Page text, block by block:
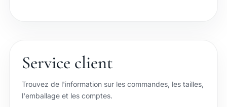
Service client
Trouvez de l'information sur les commandes, les tailles,
l'emballage et les comptes.